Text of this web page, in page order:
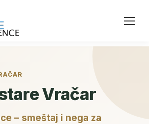
Vračar
– smeštaj i nega za